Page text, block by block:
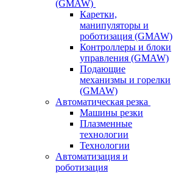
(GMAW)
Каретки,
манипуляторы и
роботизация (GMAW)
Контроллеры и блоки
управления (GMAW)
Подающие
механизмы и горелки
(GMAW)
Автоматическая резка
Машины резки
Плазменные
технологии
Технологии
Автоматизация и
роботизация